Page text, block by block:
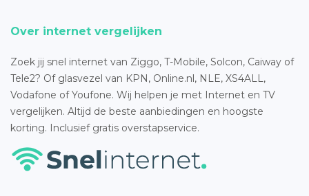
Over internet vergelijken
Zoek jij snel internet van Ziggo, T-Mobile, Solcon, Caiway of
Tele2? Of glasvezel van KPN, Online.nl, NLE, XS4ALL,
Vodafone of Youfone. Wij helpen je met Internet en TV
vergelijken. Altijd de beste aanbiedingen en hoogste
korting. Inclusief gratis overstapservice.